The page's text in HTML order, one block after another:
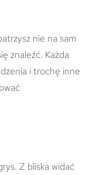
nie na sam
znaleźć. Każda
i trochę inne
Z bliska widać